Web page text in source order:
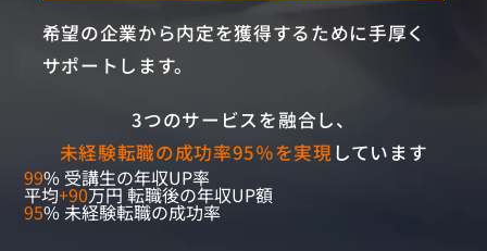
希望の企業から内定を獲得するために手厚く
サポートします。
3つのサービスを融合し、
未経験転職の成功率95％を実現しています
99% 受講生の年収UP率
平均+90万円 転職後の年収UP額
95% 未経験転職の成功率